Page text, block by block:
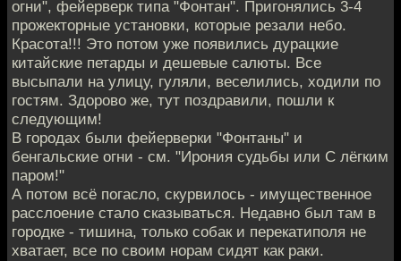
огни", фейерверк типа "Фонтан". Пригонялись 3-4
прожекторные установки, которые резали небо.
Красота!!! Это потом уже появились дурацкие
китайские петарды и дешевые салюты. Все
высыпали на улицу, гуляли, веселились, ходили по
гостям. Здорово же, тут поздравили, пошли к
следующим!
В городах были фейерверки "Фонтаны" и
бенгальские огни - см. "Ирония судьбы или С лёгким
паром!"
А потом всё погасло, скурвилось - имущественное
расслоение стало сказываться. Недавно был там в
городке - тишина, только собак и перекатиполя не
хватает, все по своим норам сидят как раки.